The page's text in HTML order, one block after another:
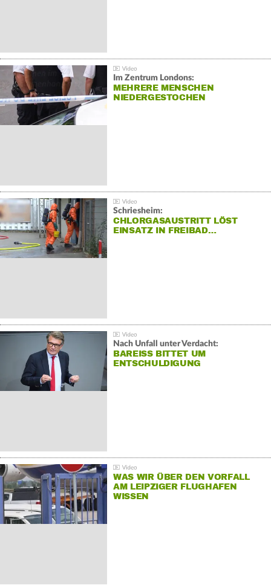
Im Zentrum Londons:
MEHRERE MENSCHEN
NIEDERGESTOCHEN
Schriesheim:
CHLORGASAUSTRITT LÖST
EINSATZ IN FREIBAD…
Nach Unfall unter Verdacht:
BAREISS BITTET UM E
NTSCHULDIGUNG
WAS WIR ÜBER DEN VORFALL
AM LEIPZIGER FLUGHAFEN
WISSEN